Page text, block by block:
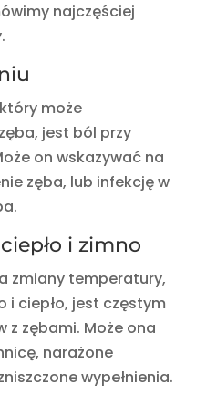
najczęściej
może
jest ból przy
on wskazywać na
zęba, lub infekcję w
i zimno
zmiany temperatury,
i ciepło, jest częstym
zębami. Może ona
narażone
wypełnienia.